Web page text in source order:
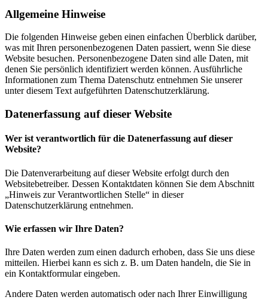
Allgemeine Hinweise
Die folgenden Hinweise geben einen einfachen Überblick darüber,
was mit Ihren personenbezogenen Daten passiert, wenn Sie diese
Website besuchen. Personenbezogene Daten sind alle Daten, mit
denen Sie persönlich identifiziert werden können. Ausführliche
Informationen zum Thema Datenschutz entnehmen Sie unserer
unter diesem Text aufgeführten Datenschutzerklärung.
Datenerfassung auf dieser Website
Wer ist verantwortlich für die Datenerfassung auf dieser
Website?
Die Datenverarbeitung auf dieser Website erfolgt durch den
Websitebetreiber. Dessen Kontaktdaten können Sie dem Abschnitt
„Hinweis zur Verantwortlichen Stelle“ in dieser
Datenschutzerklärung entnehmen.
Wie erfassen wir Ihre Daten?
Ihre Daten werden zum einen dadurch erhoben, dass Sie uns diese
mitteilen. Hierbei kann es sich z. B. um Daten handeln, die Sie in
ein Kontaktformular eingeben.
Andere Daten werden automatisch oder nach Ihrer Einwilligung